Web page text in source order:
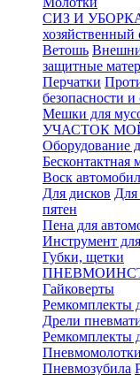
СИЗ И
хозяйственный
Ветошь
защитные
Перчатки
безопасности
Мешки для
УЧАСТОК
Оборудование
Бесконтактная
Воск
Для дисков Для
пятен
Пена для
Инструмент
Губки, щетки
Гайковерты
Ремкомплекты
Дрели
Ремкомплекты
Пневмомолотки
Пневмозубила